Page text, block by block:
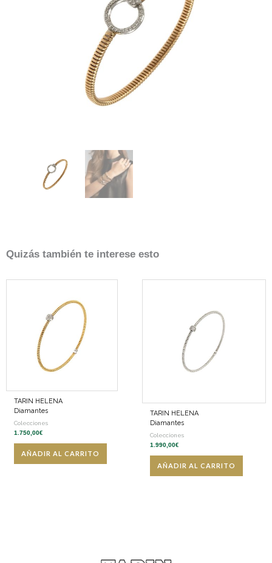
Quizás también te interese esto
TARIN HELENA
Diamantes
Colecciones
1.750,00€
AÑADIR AL CARRITO
TARIN HELENA
Diamantes
Colecciones
1.990,00€
AÑADIR AL CARRITO